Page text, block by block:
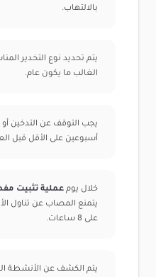
بالالتهاب.
يتم تحديد نوع التخدير
الغالب ما يكون عام.
يجب التوقف عن التدخين أو
أسبوعين على الأقل قبل
خلال يوم عملية تثبيت
يتمنع المصاب عن تناول
على 8 ساعات.
يتم الكشف عن الأنشطة